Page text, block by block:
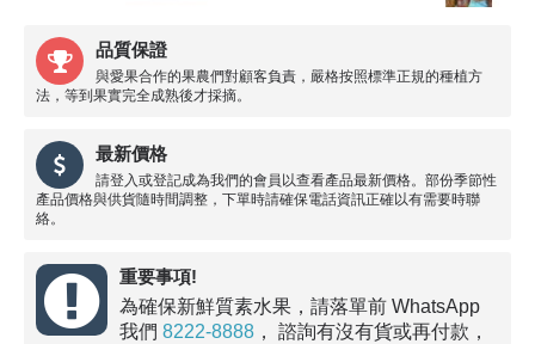
品質保證
與愛果合作的果農們對顧客負責，嚴格按照標準正規的種植方
法，等到果實完全成熟後才採摘。
最新價格
請登入或登記成為我們的會員以查看產品最新價格。部份季節性
產品價格與供貨隨時間調整，下單時請確保電話資訊正確以有需要時聯
絡。
重要事項!
為確保新鮮質素水果，請落單前 WhatsApp
我們 8222-8888 ， 諮詢有沒有貨或再付款，